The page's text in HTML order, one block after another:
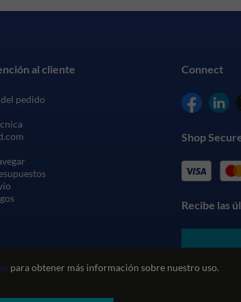
para obtener más información sobre nuestro uso.
al cliente
pedido
Connect
Shop
Recibe las